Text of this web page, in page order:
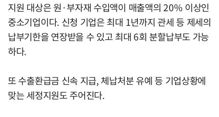
지원 대상은 원·부자재 수입액이 매출액의 20% 이상인
중소기업이다. 신청 기업은 최대 1년까지 관세 등 제세의
납부기한을 연장받을 수 있고 최대 6회 분할납부도 가능
하다.
또 수출환급금 신속 지급, 체납처분 유예 등 기업상황에
맞는 세정지원도 주어진다.